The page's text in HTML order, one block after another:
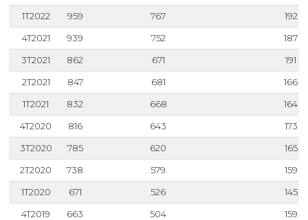
1T2022
959 767
192
4T2021
939 752
187
3T2021
862 671
191
2T2021
847 681
166
1T2021
832 668
164
4T2020
816 643
173
3T2020
785 620
165
2T2020
738 579
159
1T2020
671 526
145
4T2019
663 504
159